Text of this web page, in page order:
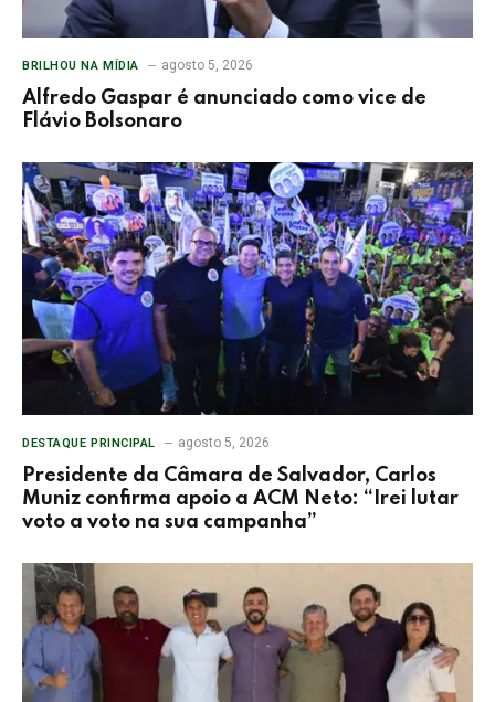
BRILHOU NA MÍDIA agosto 5, 2026
Alfredo Gaspar é anunciado como vice de
Flávio Bolsonaro
DESTAQUE PRINCIPAL agosto 5, 2026
Presidente da Câmara de Salvador, Carlos
Muniz confirma apoio a ACM Neto: “Irei lutar
voto a voto na sua campanha”